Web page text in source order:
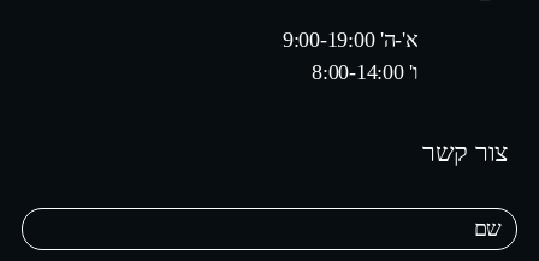
א'-ה' 9:00-19:00
ו' 8:00-14:00
צור קשר